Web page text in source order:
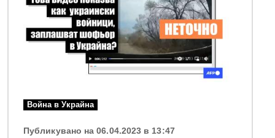
Война в Украйна
Публикувано на 06.04.2023 в 13:47